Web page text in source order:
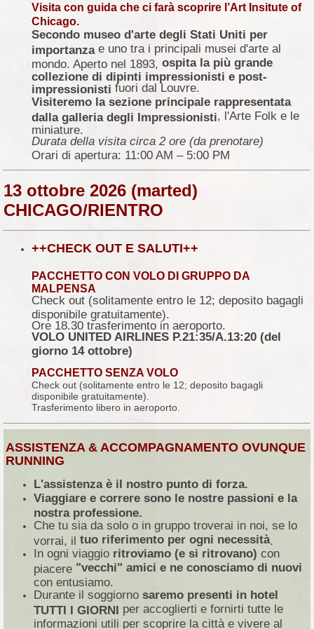
Visita con guida che ci farà scoprire l’Art Insitute of
Chicago.
Secondo museo d'arte degli Stati Uniti per
importanza e uno tra i principali musei d'arte al
mondo. Aperto nel 1893, ospita la più grande
collezione di dipinti impressionisti e post-
impressionisti fuori dal Louvre.
Visiteremo la sezione principale rappresentata
dalla galleria degli Impressionisti, l'Arte Folk e le
miniature.
Durata della visita circa 2 ore (da prenotare)
Orari di apertura: 11:00 AM – 5:00 PM
13 ottobre 2026 (marted)
CHICAGO/RIENTRO
++CHECK OUT E SALUTI++
PACCHETTO CON VOLO DI GRUPPO DA
MALPENSA
Check out (solitamente entro le 12; deposito bagagli
disponibile gratuitamente).
Ore 18.30 trasferimento in aeroporto.
VOLO UNITED AIRLINES P.21:35/A.13:20 (del
giorno 14 ottobre)
PACCHETTO SENZA VOLO
Check out (solitamente entro le 12; deposito bagagli
disponibile gratuitamente).
Trasferimento libero in aeroporto.
ASSISTENZA & ACCOMPAGNAMENTO OVUNQUE
RUNNING
L'assistenza è il nostro punto di forza.
Viaggiare e correre sono le nostre passioni e la
nostra professione.
Che tu sia da solo o in gruppo troverai in noi, se lo
vorrai, il tuo riferimento per ogni necessità.
In ogni viaggio ritroviamo (e si ritrovano) con
piacere "vecchi" amici e ne conosciamo di nuovi
con entusiamo.
Durante il soggiorno saremo presenti in hotel
TUTTI I GIORNI per accoglierti e fornirti tutte le
informazioni utili per scoprire la città e vivere al